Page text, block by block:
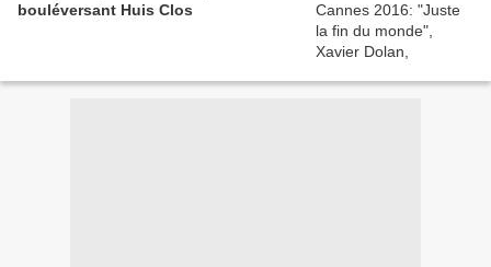
bouléversant Huis Clos